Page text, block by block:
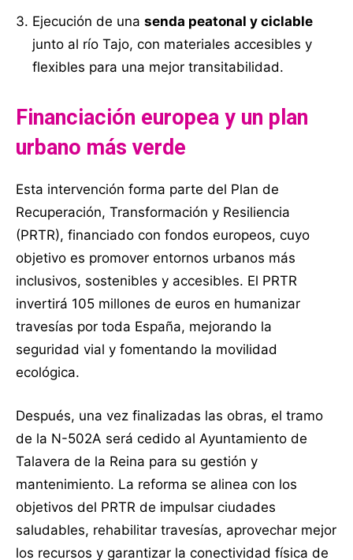
Ejecución de una senda peatonal y ciclable
junto al río Tajo, con materiales accesibles y
flexibles para una mejor transitabilidad.
Financiación europea y un plan
urbano más verde
Esta intervención forma parte del Plan de
Recuperación, Transformación y Resiliencia
(PRTR), financiado con fondos europeos, cuyo
objetivo es promover entornos urbanos más
inclusivos, sostenibles y accesibles. El PRTR
invertirá 105 millones de euros en humanizar
travesías por toda España, mejorando la
seguridad vial y fomentando la movilidad
ecológica.
Después, una vez finalizadas las obras, el tramo
de la N-502A será cedido al Ayuntamiento de
Talavera de la Reina para su gestión y
mantenimiento. La reforma se alinea con los
objetivos del PRTR de impulsar ciudades
saludables, rehabilitar travesías, aprovechar mejor
los recursos y garantizar la conectividad física de